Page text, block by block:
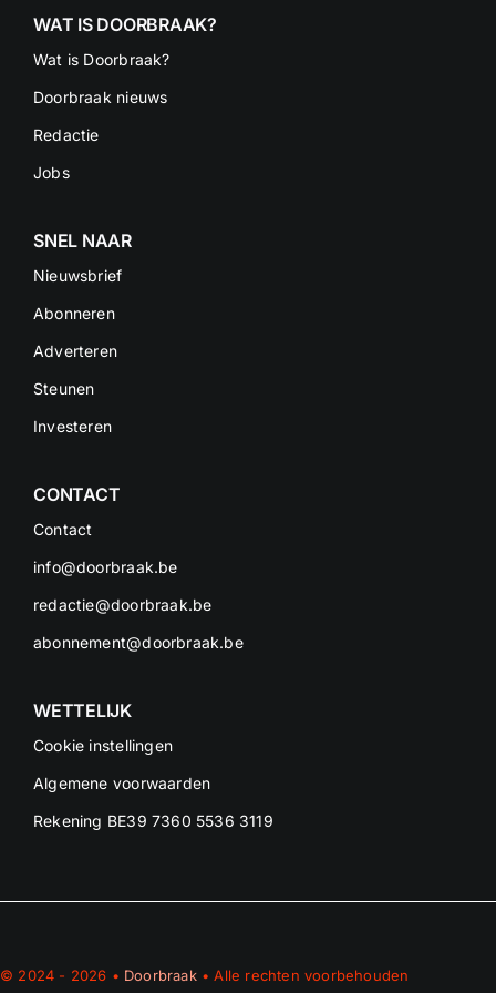
WAT IS DOORBRAAK?
Wat is Doorbraak?
Doorbraak nieuws
Redactie
Jobs
SNEL NAAR
Nieuwsbrief
Abonneren
Adverteren
Steunen
Investeren
CONTACT
Contact
info@doorbraak.be
redactie@doorbraak.be
abonnement@doorbraak.be
WETTELIJK
Cookie instellingen
Algemene voorwaarden
Rekening BE39 7360 5536 3119
© 2024 - 2026 • Doorbraak• Alle rechten voorbehouden